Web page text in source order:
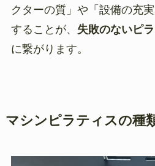
クターの質」や「設備の充
することが、 失敗のないピ
に繋がります。
マシンピラティスの種